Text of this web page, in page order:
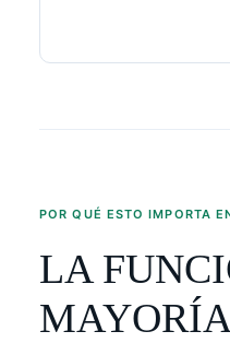
POR QUÉ ESTO IMPORTA
LA